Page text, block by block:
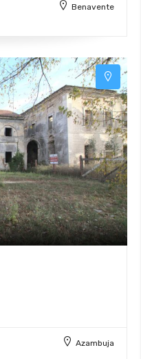
Benavente
Azambuja